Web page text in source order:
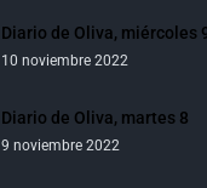
Diario de Oliva, miércoles
10 noviembre 2022
Diario de Oliva, martes 8
9 noviembre 2022